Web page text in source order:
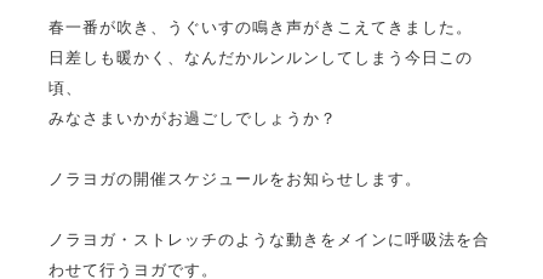
春一番が吹き、うぐいすの鳴き声がきこえてきました。
日差しも暖かく、なんだかルンルンしてしまう今日この
頃、
みなさまいかがお過ごしでしょうか？
ノラヨガの開催スケジュールをお知らせします。
ノラヨガ・ストレッチのような動きをメインに呼吸法を合
わせて行うヨガです。